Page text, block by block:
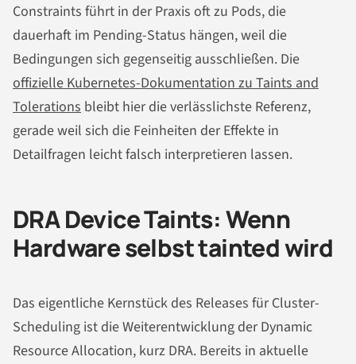
Constraints führt in der Praxis oft zu Pods, die
dauerhaft im Pending-Status hängen, weil die
Bedingungen sich gegenseitig ausschließen. Die
offizielle Kubernetes-Dokumentation zu Taints and
Tolerations bleibt hier die verlässlichste Referenz,
gerade weil sich die Feinheiten der Effekte in
Detailfragen leicht falsch interpretieren lassen.
DRA Device Taints: Wenn
Hardware selbst tainted wird
Das eigentliche Kernstück des Releases für Cluster-
Scheduling ist die Weiterentwicklung der Dynamic
Resource Allocation, kurz DRA. Bereits in aktuelle